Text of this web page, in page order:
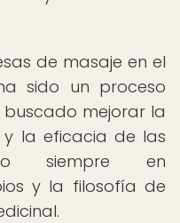
de masaje en el
sido un proceso
buscado mejorar la
y la eficacia de las
siempre en
y la filosofía de